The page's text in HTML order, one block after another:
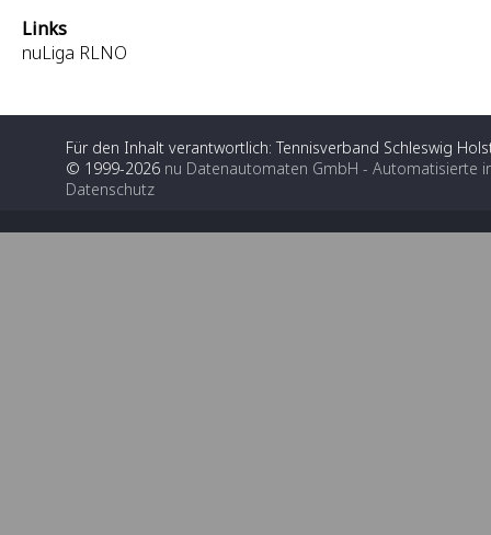
Links
nuLiga RLNO
Für den Inhalt verantwortlich: Tennisverband Schleswig
© 1999-2026 nu Datenautomaten GmbH - Automatisierte
Datenschutz